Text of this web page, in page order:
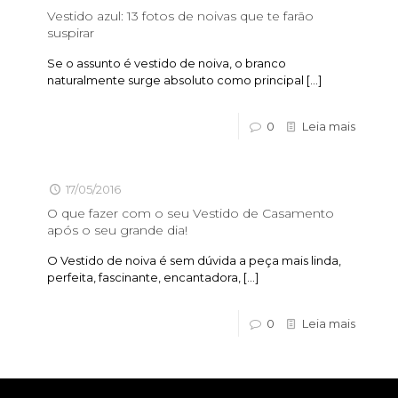
Vestido azul: 13 fotos de noivas que te farão
suspirar
Se o assunto é vestido de noiva, o branco
naturalmente surge absoluto como principal […]
0 Leia mais
17/05/2016
O que fazer com o seu Vestido de Casamento
após o seu grande dia!
O Vestido de noiva é sem dúvida a peça mais linda,
perfeita, fascinante, encantadora, […]
0 Leia mais